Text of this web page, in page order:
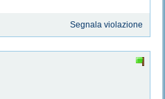
Segnala violazione